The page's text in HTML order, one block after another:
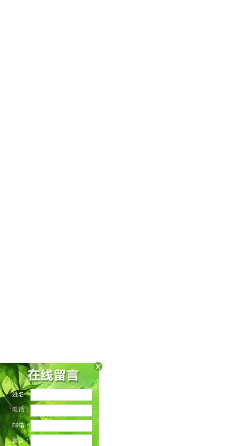
*姓名：
*电话：
邮箱：
*留言：